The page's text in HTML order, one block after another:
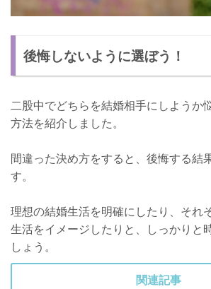
後悔しないように選ぼう！
二股中でどちらを結婚相手にしようか
方法を紹介しました。
間違った決め方をすると、後悔する結
す。
理想の結婚生活を明確にしたり、それ
生活をイメージしたりと、しっかりと
しょう。
関連記事